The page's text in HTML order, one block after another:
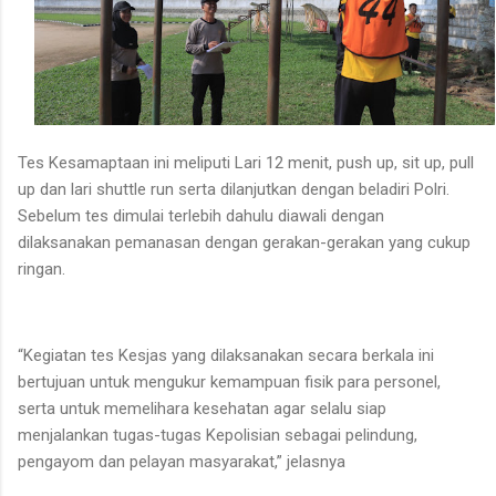
Tes Kesamaptaan ini meliputi Lari 12 menit, push up, sit up, pull
up dan lari shuttle run serta dilanjutkan dengan beladiri Polri.
Sebelum tes dimulai terlebih dahulu diawali dengan
dilaksanakan pemanasan dengan gerakan-gerakan yang cukup
ringan.
“Kegiatan tes Kesjas yang dilaksanakan secara berkala ini
bertujuan untuk mengukur kemampuan fisik para personel,
serta untuk memelihara kesehatan agar selalu siap
menjalankan tugas-tugas Kepolisian sebagai pelindung,
pengayom dan pelayan masyarakat,” jelasnya